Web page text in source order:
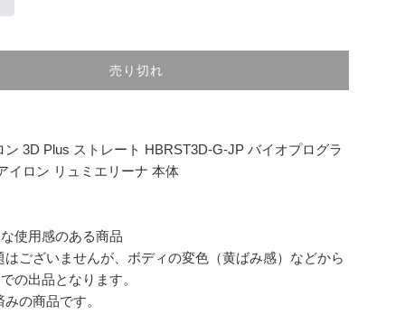
売り切れ
ン 3D Plus ストレート HBRST3D-G-JP バイオプログラ
イロン リュミエリーナ 本体
な使用感のある商品
はございませんが、ボディの変色（黄ばみ感）などから
の出品となります。
みの商品です。